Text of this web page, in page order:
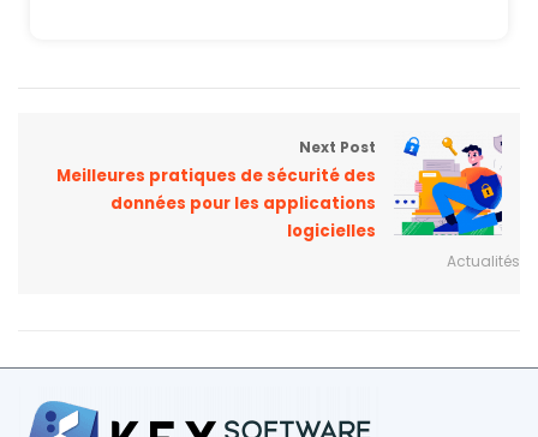
Next Post
Meilleures pratiques de sécurité des
données pour les applications
logicielles
Actualités